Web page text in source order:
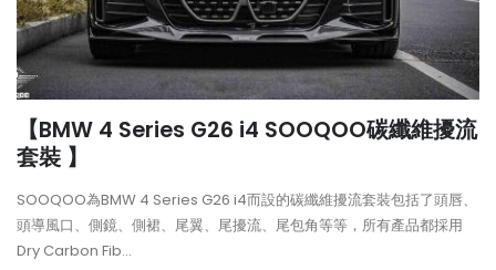
【BMW 4 Series G26 i4 SOOQOO碳纖維擾流
套裝 】
SOOQOO為BMW 4 Series G26 i4而設的碳纖維擾流套裝包括了頭唇、
頭導風口、側鏡、側裙、尾翼、尾擾流、尾包角等等，所有產品都採用
Dry Carbon Fib...